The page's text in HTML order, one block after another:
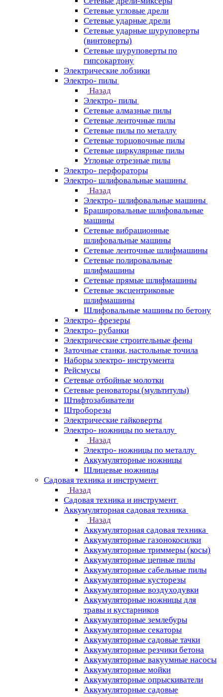
Сетевые угловые дрели
Сетевые ударные дрели
Сетевые ударные шуруповерты
(винтоверты)
Сетевые шуруповерты по
гипсокартону
Электрические лобзики
Электро- пилы
Назад
Электро- пилы
Сетевые алмазные пилы
Сетевые ленточные пилы
Сетевые пилы по металлу
Сетевые торцовочные пилы
Сетевые циркулярные пилы
Угловые отрезные пилы
Электро- перфораторы
Электро- шлифовальные машины
Назад
Электро- шлифовальные машины
Брашировальные шлифовальные
машины
Сетевые вибрационные
шлифовальные машины
Сетевые ленточные шлифмашины
Сетевые полировальные
шлифмашины
Сетевые прямые шлифмашины
Сетевые эксцентриковые
шлифмашины
Шлифовальные машины по бетону
Электро- фрезеры
Электро- рубанки
Электрические строительные фены
Заточные станки, настольные точила
Наборы электро- инструмента
Рейсмусы
Сетевые отбойные молотки
Сетевые реноваторы (мультитулы)
Штифтозабиватели
Штроборезы
Электрические гайковерты
Электро- ножницы по металлу
Назад
Электро- ножницы по металлу
Аккумуляторные ножницы
Шлицевые ножницы
Cадовая техника и инструмент
Назад
Cадовая техника и инструмент
Аккумуляторная садовая техника
Назад
Аккумуляторная садовая техника
Аккумуляторные газонокосилки
Аккумуляторные триммеры (косы)
Аккумуляторные цепные пилы
Аккумуляторные сабельные пилы
Аккумуляторные кусторезы
Аккумуляторные воздуходувки
Аккумуляторные ножницы для
травы и кустарников
Аккумуляторные землебуры
Аккумуляторные секаторы
Аккумуляторные садовые тачки
Аккумуляторные резчики бетона
Аккумуляторные вакуумные насосы
Аккумуляторные мойки
Аккумуляторные опрыскиватели
Аккумуляторные садовые